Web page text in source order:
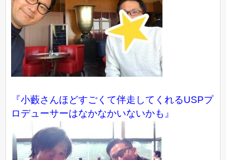
『小藪さんほどすごくて伴走してくれるUSPプ
ロデューサーはなかなかいないかも』